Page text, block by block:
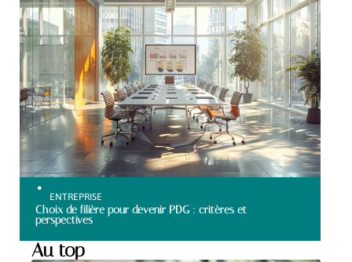
ENTREPRISE
Choix de filière pour devenir PDG : critères et
perspectives
Au top